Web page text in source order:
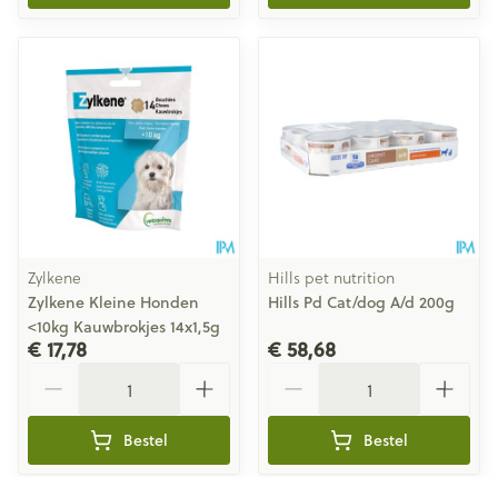
Zylkene
Zylkene Kleine Honden
<10kg Kauwbrokjes 14x1,5g
€ 17,78
Bestel
Hills pet nutrition
Hills Pd Cat/dog A/d 200g
€ 58,68
Bestel